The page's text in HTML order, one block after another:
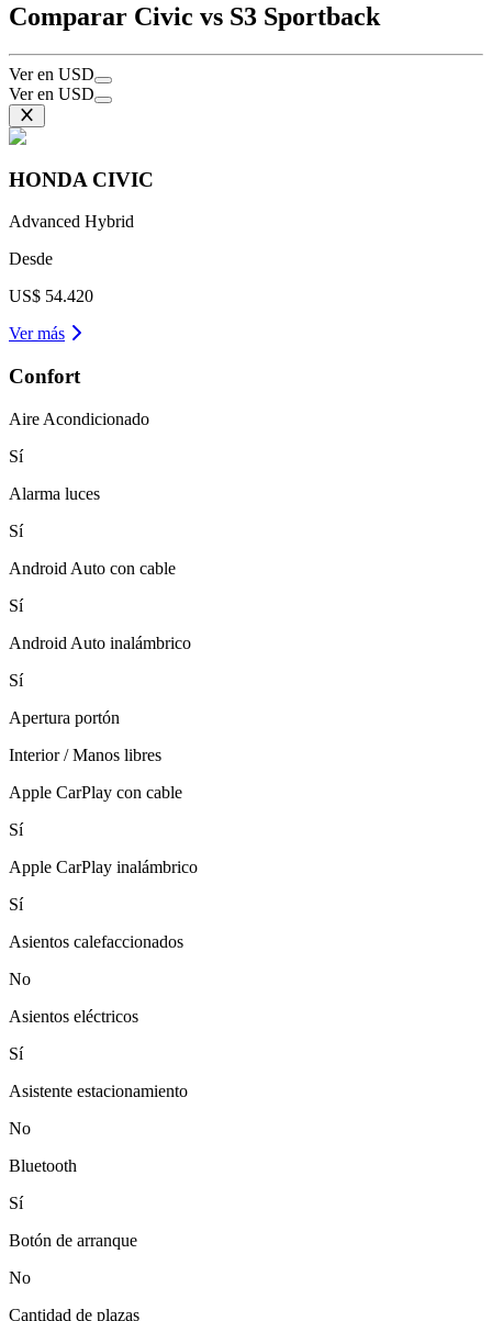
Comparar Civic vs S3 Sportback
Ver en USD
Ver en USD
HONDA CIVIC
Advanced Hybrid
Desde
US$ 54.420
Ver más
Confort
Aire Acondicionado
Sí
Alarma luces
Sí
Android Auto con cable
Sí
Android Auto inalámbrico
Sí
Apertura portón
Interior / Manos libres
Apple CarPlay con cable
Sí
Apple CarPlay inalámbrico
Sí
Asientos calefaccionados
No
Asientos eléctricos
Sí
Asistente estacionamiento
No
Bluetooth
Sí
Botón de arranque
No
Cantidad de plazas